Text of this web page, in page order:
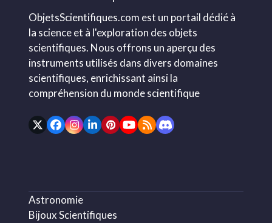
ObjetsScientifiques.com est un portail dédié à
la science et à l'exploration des objets
scientifiques. Nous offrons un aperçu des
instruments utilisés dans divers domaines
scientifiques, enrichissant ainsi la
compréhension du monde scientifique
TwitterFacebook
Instagram
LinkedIn
Pinterest
YouTube
RSSDiscord
Astronomie
Bijoux Scientifiques